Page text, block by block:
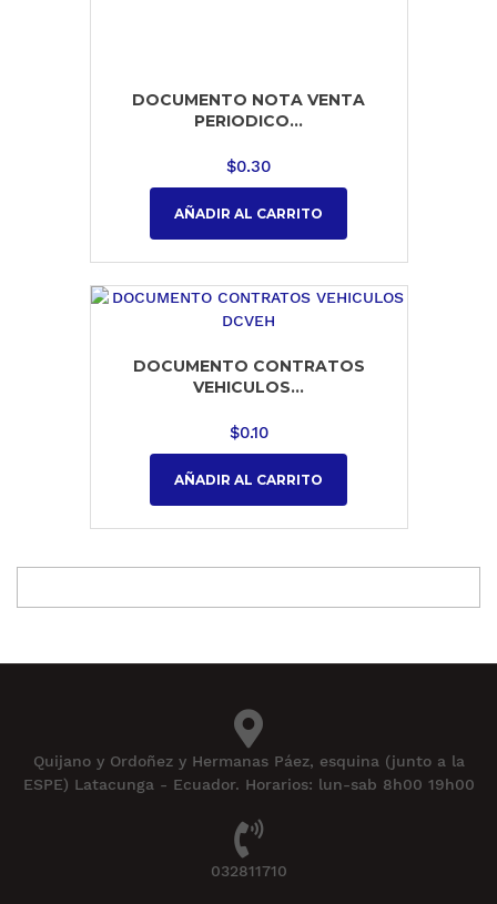
DOCUMENTO NOTA VENTA
PERIODICO...
$0.30
AÑADIR AL CARRITO
DOCUMENTO CONTRATOS
VEHICULOS...
$0.10
AÑADIR AL CARRITO
Quijano y Ordoñez y Hermanas Páez, esquina (junto a la
ESPE) Latacunga - Ecuador. Horarios: lun-sab 8h00 19h00
032811710